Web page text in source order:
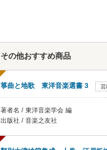
その他おすすめ商品
箏曲と地歌 東洋音楽選書 3 芸
著者名 / 東洋音楽学会 編
出版社 / 音楽之友社